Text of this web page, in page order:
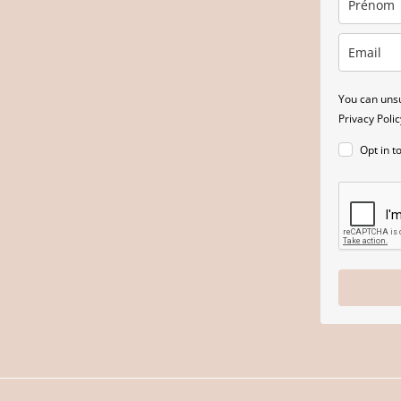
You can
Privacy
Opt in